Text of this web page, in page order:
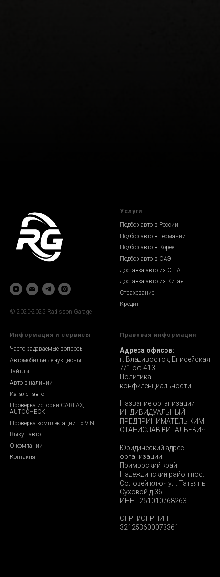
© 2020-2025 Radisson Garage
Услуги
Подбор авто в России
Подбор авто в Германии
Подбор авто в Корее
Подбор авто в ОАЭ
Доставка авто из США
Доставка авто из Китая
Страхование
Кредит
Информация и сервисы
Часто задаваемые вопросы
Автомобильные аукционы
Тайтлы
Авто в наличии
Каталог авто
Проверка истории CARFAX,
AUTOCHECK
Проверка комплектации по VIN
Выкуп авто
О компании
Контакты
Правовая информация
Адреса офисов:
г. Владивосток, Енисейская
7/1 оф 413
Политика
конфиденциальности.
Название организации
ИНДИВИДУАЛЬНЫЙ
ПРЕДПРИНИМАТЕЛЬ КИМ
СТАНИСЛАВ ВИТАЛЬЕВИЧ
Юридический адрес
организации:
Приморский край
Надеждинский район пос.
Соловей ключ ул. Татьяны
Суховой д.36
ИНН - 251010768263
ОГРН/ОГРНИП
321253600073361